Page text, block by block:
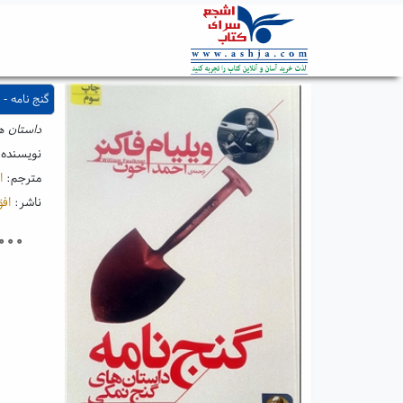
گنج نامه
داستان
مترجم:
ناشر: